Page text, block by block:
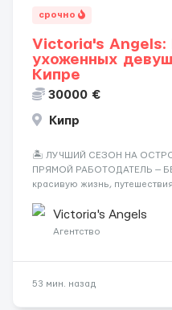
срочно
Victoria's Angels:
ухоженных
Кипре
30000 €
Кипр
🏝️ ЛУЧШИЙ СЕЗОН НА
ПРЯМОЙ РАБОТОДАТЕЛЬ —
красивую жизнь,
Опытная команда с годами
клиентов (без ...
Victoria's Angels
Агентство
53 мин. назад